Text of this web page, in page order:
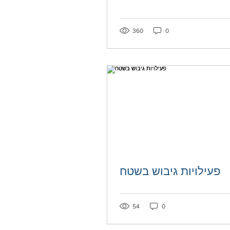
360 0
פעילויות גיבוש בשטח
54 0